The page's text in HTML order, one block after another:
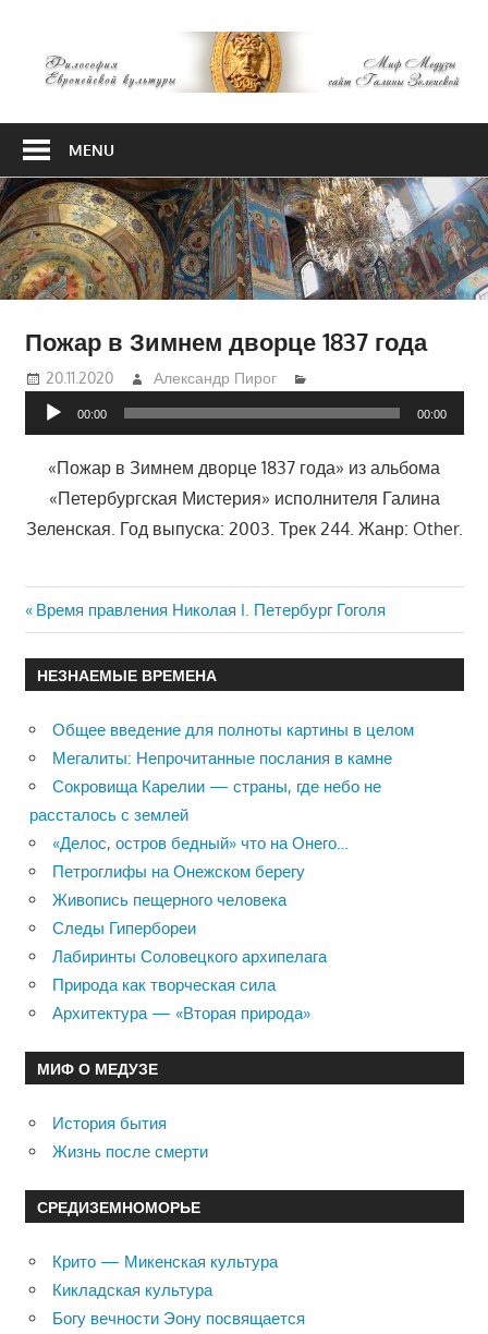
content
Европейской
MENU
Пожар в Зимнем дворце 1837 года
20.11.2020 Александр Пирог
Аудиоплеер
00:00 00:00
«Пожар в Зимнем дворце 1837 года» из альбома
«Петербургская Мистерия» исполнителя Галина
Зеленская. Год выпуска: 2003. Трек 244. Жанр: Other.
Навигация
по
записям
Previous
Post:
Время правления Николая I. Петербург Гоголя
НЕЗНАЕМЫЕ ВРЕМЕНА
Общее введение для полноты картины в целом
Мегалиты: Непрочитанные послания в камне
Сокровища Карелии — страны, где небо не
рассталось с землей
«Делос, остров бедный» что на Онего…
Петроглифы на Онежском берегу
Живопись пещерного человека
Следы Гипербореи
Лабиринты Соловецкого архипелага
Природа как творческая сила
Архитектура — «Вторая природа»
МИФ О МЕДУЗЕ
История бытия
Жизнь после смерти
СРЕДИЗЕМНОМОРЬЕ
Крито — Микенская культура
Кикладская культура
Богу вечности Эону посвящается